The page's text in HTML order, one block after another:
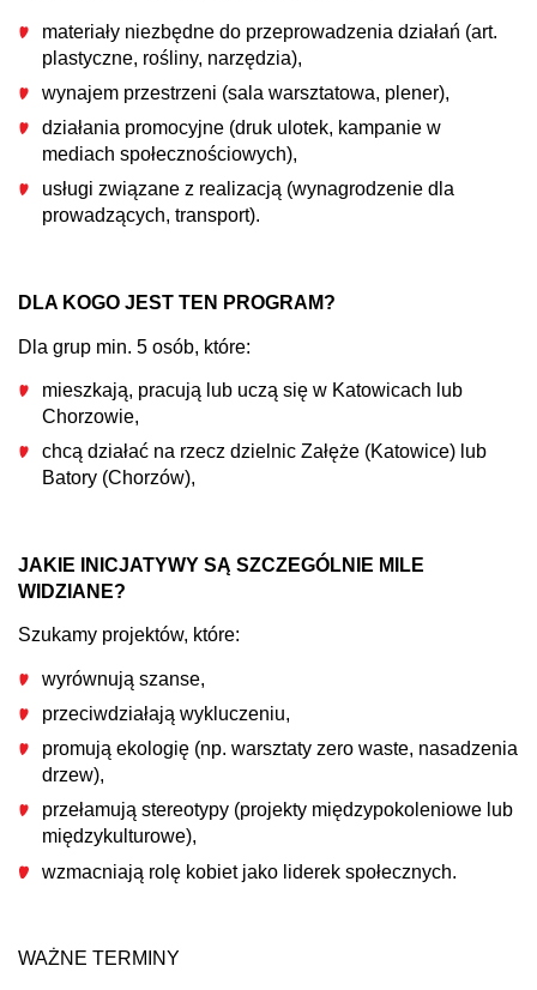
materiały niezbędne do przeprowadzenia działań (art.
plastyczne, rośliny, narzędzia),
wynajem przestrzeni (sala warsztatowa, plener),
działania promocyjne (druk ulotek, kampanie w
mediach społecznościowych),
usługi związane z realizacją (wynagrodzenie dla
prowadzących, transport).
DLA KOGO JEST TEN PROGRAM?
Dla grup min. 5 osób, które:
mieszkają, pracują lub uczą się w Katowicach lub
Chorzowie,
chcą działać na rzecz dzielnic Załęże (Katowice) lub
Batory (Chorzów),
JAKIE INICJATYWY SĄ SZCZEGÓLNIE MILE
WIDZIANE?
Szukamy projektów, które:
wyrównują szanse,
przeciwdziałają wykluczeniu,
promują ekologię (np. warsztaty zero waste, nasadzenia
drzew),
przełamują stereotypy (projekty międzypokoleniowe lub
międzykulturowe),
wzmacniają rolę kobiet jako liderek społecznych.
WAŻNE TERMINY